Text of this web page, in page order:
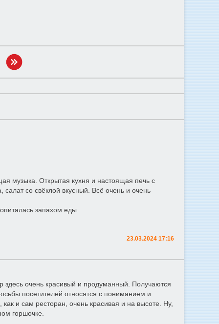
музыка. Открытая кухня и настоящая печь с
со свёклой вкусный. Всё очень и очень
запахом еды.
23.03.2024 17:16
очень красивый и продуманный. Получаются
посетителей относятся с пониманием и
и сам ресторан, очень красивая и на высоте. Ну,
горшочке.